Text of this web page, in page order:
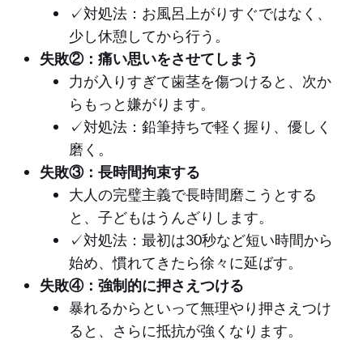
✓対処法：お風呂上がりすぐではなく、
少し休憩してから行う。
失敗②：痛い思いをさせてしまう
力が入りすぎて歯茎を傷つけると、次か
らもっと嫌がります。
✓対処法：鉛筆持ちで軽く握り、優しく
磨く。
失敗③：長時間拘束する
大人の完璧主義で長時間磨こうとする
と、子どもはうんざりします。
✓対処法：最初は30秒など短い時間から
始め、慣れてきたら徐々に延ばす。
失敗④：強制的に押さえつける
暴れるからといって無理やり押さえつけ
ると、さらに抵抗が強くなります。